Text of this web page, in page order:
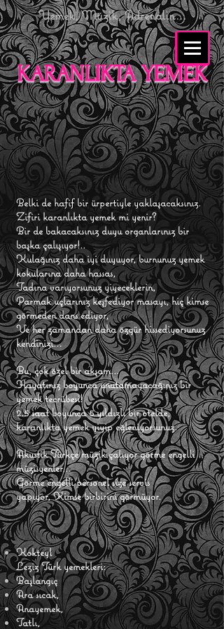
Yemek,Müzik, Adrenalin...
KARANLIKTA YEMEK
Belki de hafif bir ürpertiyle yaklaşacaksınız.
Zifiri karanlıkta yemek mi yenir?
Bir de bakacaksınız duyu organlarınız bir
başka çalışıyor!..
Kulağınız daha iyi duyuyor, burnunuz yemek
kokularına daha hassas,
Tadına varıyorsunuz yiyeceklerin,
Parmak uçlarınız keşfediyor masayı, hiç kimse
görmeden dans ediyor,
Ve her zamandan daha özgür hissediyorsunuz
kendinizi…
Bu, çok özel bir akşam...
Hayatınız boyunca unutamayacağınız bir
yemek tecrübesi!
2.5 saat boyunca 5 yıldızlı bir otelde,
karanlıkta yemek yiyip eğleniyorsunuz.
Akustik Türkçe müzik çalıyor görme engelli
müzisyenler…
Görme engelli personel size servis
yapıyor,Kimse birbirini görmüyor.
Kokteyl
Leziz Türk yemekleri:
Başlangıç
Ara sıcak,
Anayemek,
Tatlı,